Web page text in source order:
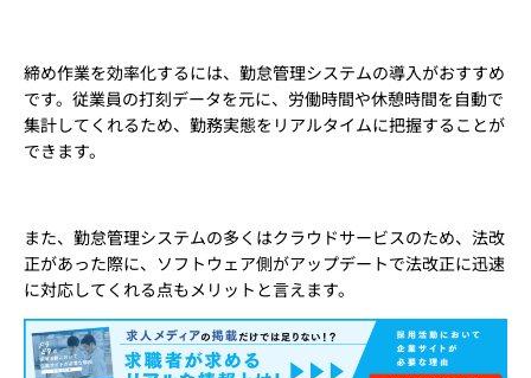
締め作業を効率化するには、勤怠管理システムの導入がおすすめ
です。従業員の打刻データを元に、労働時間や休憩時間を自動で
集計してくれるため、勤務実態をリアルタイムに把握することが
できます。
また、勤怠管理システムの多くはクラウドサービスのため、法改
正があった際に、ソフトウェア側がアップデートで法改正に迅速
に対応してくれる点もメリットと言えます。